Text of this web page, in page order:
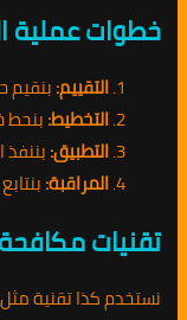
خطوات عملية
التقييم:بنقيم
التخطيط:بنحط
التطبيق:
المراقبة:
تقنيات
نستخدم كذا تقنية